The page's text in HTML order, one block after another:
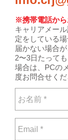
※携帯電話から
キャリアメー
定をしている
届かない場合が
2〜3日たって
場合は、PCの
度お問合せくだ